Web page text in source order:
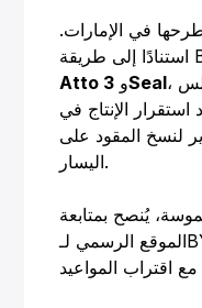
في الإمارات.
Atto 3 وSeal
استقرار الإنتاج في
لنسخ المقود على
اليسار.
يُنصح بمتابعة
الموقع الرسمي لـBYD في الإمارات أو التواصل